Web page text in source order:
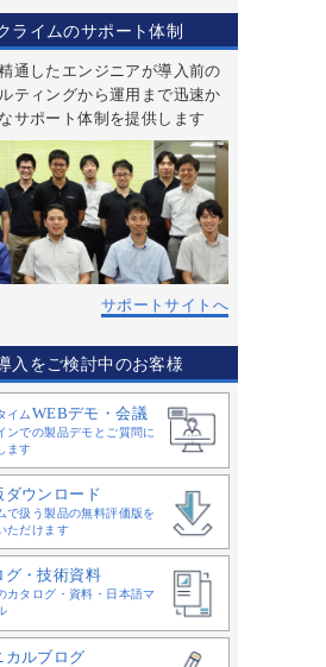
ライムのサポート体制
通したエンジニアが導入前の
ティングから運用まで迅速か
サポート体制を提供します
サポートサイトへ
入をご検討中のお客様
イムWEBデモ・会議
ンでの製品デモとご質問に
ます
ダウンロード
で扱う製品の無料評価版を
ただけます
グ・技術資料
カタログ・資料・日本語マ
カルブログ